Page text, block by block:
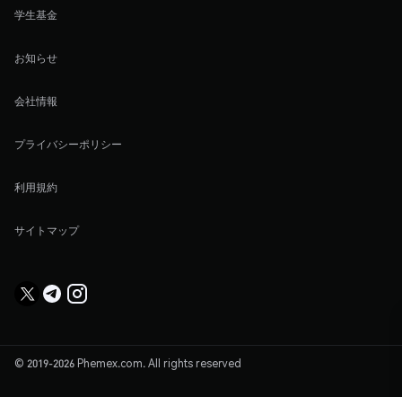
学生基金
お知らせ
会社情報
プライバシーポリシー
利用規約
サイトマップ
© 2019-2026 Phemex.com. All rights reserved